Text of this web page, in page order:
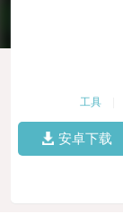
工具
安卓下载